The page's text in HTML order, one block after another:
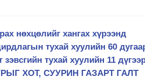
нөхцөлийг хангах хүрээнд
тухай хуулийн 60
тухай хуулийн 11
ХОТ, СУУРИН ГАЗАРТ ГАЛТ